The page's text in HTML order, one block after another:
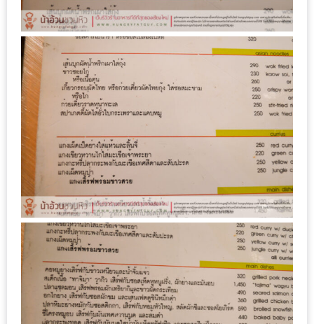
ANNA
FARM
เอาชนะ
ใจ
กรรมการ
THE
DISH
EVENT
ที่
ต้อง
พลาด
สำหรับ
ฤดู